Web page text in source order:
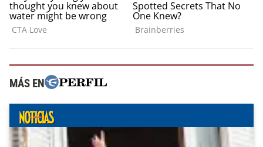
MÁS EN